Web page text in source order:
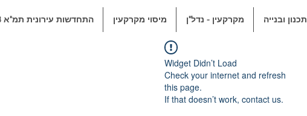
התחדשות עירונית תמ"א 38 מיסוי מקרקעין מקרקעין - נדל"ן תכנון ובנייה
Widget Didn’t Load
Check your internet and refresh
this page.
If that doesn’t work, contact us.